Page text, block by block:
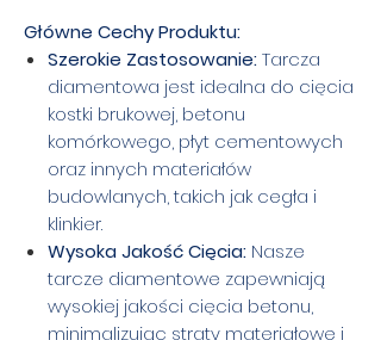
Główne Cechy Produktu:
Szerokie Zastosowanie:Tarcza
diamentowa jest idealna do cięcia
kostki brukowej, betonu
komórkowego, płyt cementowych
oraz innych materiałów
budowlanych, takich jak cegła i
klinkier.
Wysoka Jakość Cięcia: Nasze
tarcze diamentowe zapewniają
wysokiej jakości cięcia betonu,
minimalizując straty materiałowe i